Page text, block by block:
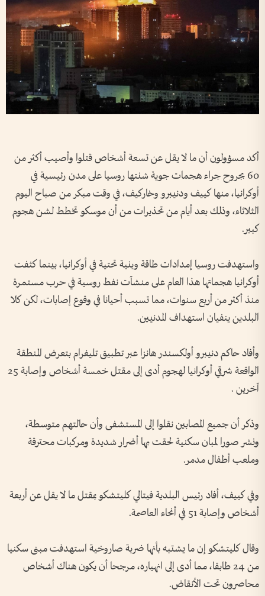
أكد مسؤولون أن ما لا يقل عن تسعة أشخاص قتلوا وأصيب ​أكثر من
60 بجروح جراء هجمات جوية شنتها روسيا على مدن رئيسية في
أوكرانيا، منها كييف ودنيبرو وخاركيف، ‌في وقت مبكر ​من صباح اليوم
الثلاثاء، وذلك بعد أيام من تحذيرات من أن موسكو تخطط لشن هجوم
كبير.
واستهدفت روسيا إمدادات طاقة وبنية تحتية في أوكرانيا، بينما كثفت
أوكرانيا هجماتها هذا العام على منشآت نفط روسية في حرب مستمرة
منذ أكثر من أربع سنوات، مما تسبب أحيانا في وقوع إصابات، لكن كلا
البلدين ينفيان استهداف المدنيين.
وأفاد حاكم دنيبرو أولكسندر هانزا عبر تطبيق تليغرام بتعرض المنطقة
الواقعة شرقي أوكرانيا لهجوم ⁠أدى إلى مقتل خمسة أشخاص وإصابة 25
آخرين .
وذكر أن جميع المصابين نقلوا إلى المستشفى وأن حالتهم متوسطة،
ونشر صورا لمبان سكنية لحقت بها أضرار شديدة ومركبات محترقة
وملعب أطفال مدمر.
وفي كييف، أفاد رئيس البلدية فيتالي كليتشكو بمقتل ما لا يقل عن أربعة
أشخاص وإصابة 51 في أنحاء العاصمة.
وقال كليتشكو إن ما ‌يشتبه بأنها ضربة صاروخية استهدفت مبنى سكنيا
من 24 طابقا، مما أدى إلى انهياره، مرجحا أن يكون هناك أشخاص
محاصرون تحت الأنقاض.